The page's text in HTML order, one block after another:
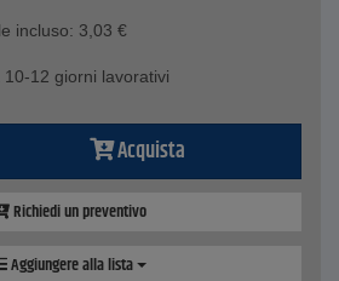
incluso: 3,03 €
12 giorni lavorativi
Acquista
Richiedi un preventivo
Aggiungere alla lista